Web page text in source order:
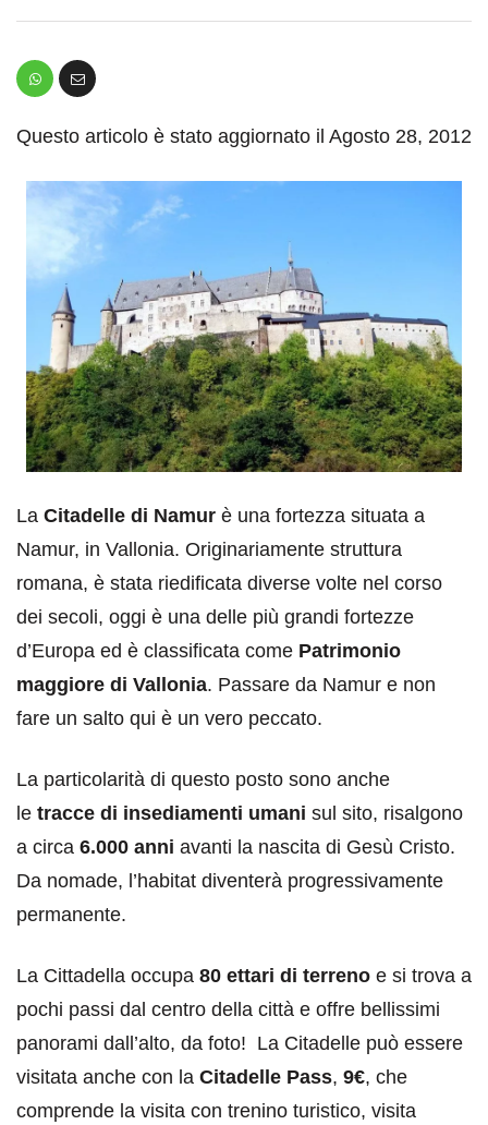
Questo articolo è stato aggiornato il Agosto 28, 2012
La Citadelle di Namur è una fortezza situata a
Namur, in Vallonia. Originariamente struttura
romana, è stata riedificata diverse volte nel corso
dei secoli, oggi è una delle più grandi fortezze
d’Europa ed è classificata come Patrimonio
maggiore di Vallonia. Passare da Namur e non
fare un salto qui è un vero peccato.
La particolarità di questo posto sono anche
le tracce di insediamenti umani sul sito, risalgono
a circa 6.000 anni avanti la nascita di Gesù Cristo.
Da nomade, l’habitat diventerà progressivamente
permanente.
La Cittadella occupa 80 ettari di terreno e si trova a
pochi passi dal centro della città e offre bellissimi
panorami dall’alto, da foto! La Citadelle può essere
visitata anche con la Citadelle Pass, 9€, che
comprende la visita con trenino turistico, visita